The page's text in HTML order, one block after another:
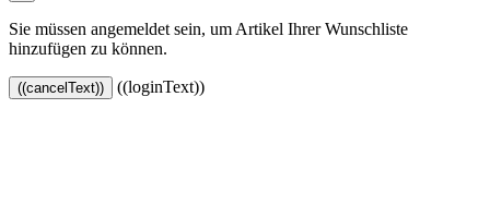
Sie müssen angemeldet sein, um Artikel Ihrer Wunschliste
hinzufügen zu können.
((cancelText)) ((loginText))